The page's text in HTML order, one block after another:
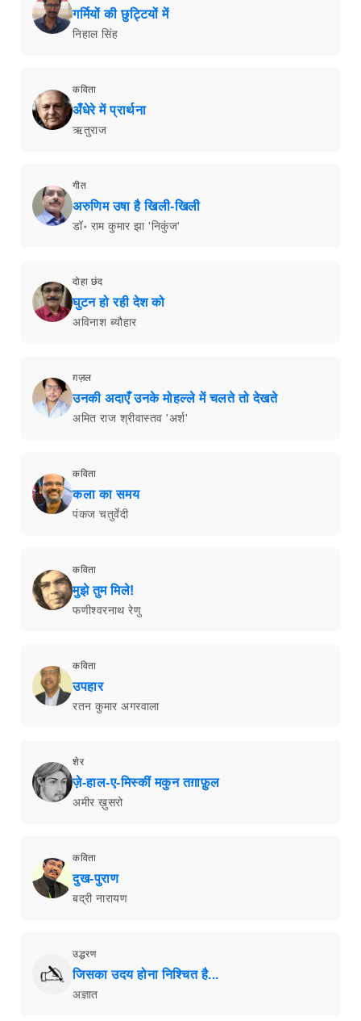
गर्मियों की छुट्टियों में
निहाल सिंह
कविता
अँधेरे में प्रार्थना
ऋतुराज
गीत
अरुणिम उषा है खिली-खिली
डॉ॰ राम कुमार झा 'निकुंज'
दोहा छंद
घुटन हो रही देश को
अविनाश ब्यौहार
ग़ज़ल
उनकी अदाएँ उनके मोहल्ले में चलते तो देखते
अमित राज श्रीवास्तव 'अर्श'
कविता
कला का समय
पंकज चतुर्वेदी
कविता
मुझे तुम मिले!
फणीश्वरनाथ रेणु
कविता
उपहार
रतन कुमार अगरवाला
शेर
ज़े-हाल-ए-मिस्कीं मकुन तग़ाफ़ुल
अमीर ख़ुसरो
कविता
दुख-पुराण
बद्री नारायण
उद्धरण
जिसका उदय होना निश्चित है...
अज्ञात